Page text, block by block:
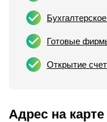
Готовые
Открытие
Адрес на карте